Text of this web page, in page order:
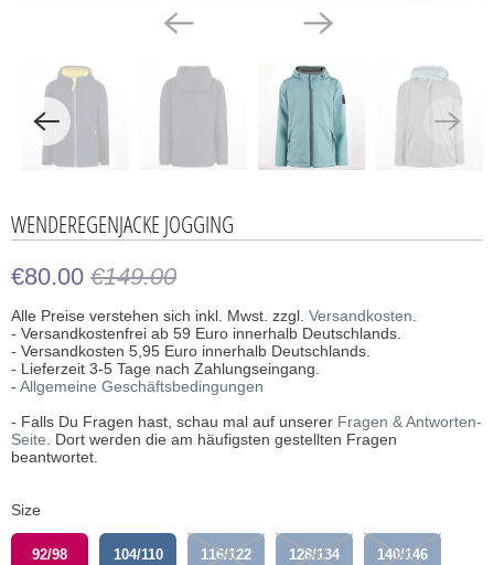
WENDEREGENJACKE JOGGING
€80.00 €149.00
Alle Preise verstehen sich inkl. Mwst. zzgl. Versandkosten.
- Versandkostenfrei ab 59 Euro innerhalb Deutschlands.
- Versandkosten 5,95 Euro innerhalb Deutschlands.
- Lieferzeit 3-5 Tage nach Zahlungseingang.
- Allgemeine Geschäftsbedingungen
- Falls Du Fragen hast, schau mal auf unserer Fragen & Antworten-
Seite. Dort werden die am häufigsten gestellten Fragen
beantwortet.
Size
92/98 104/110 116/122 128/134 140/146